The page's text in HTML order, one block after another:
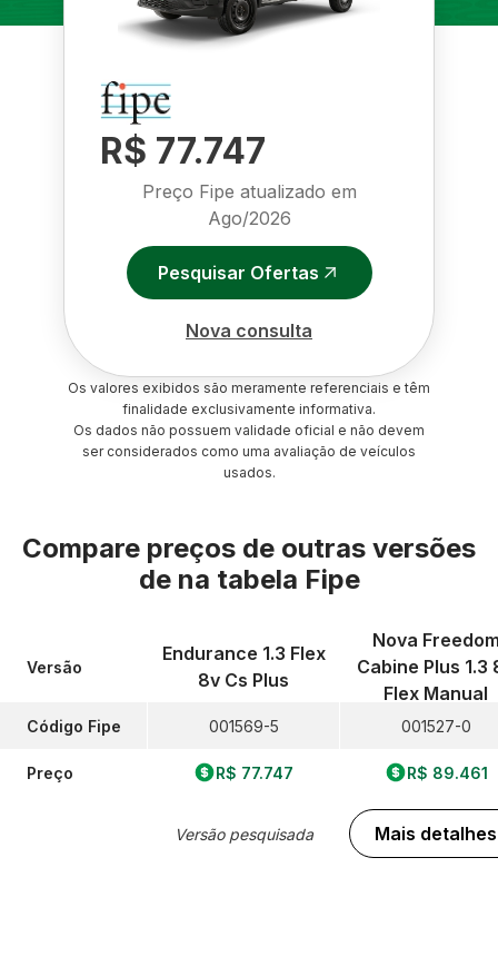
R$ 77.747
Preço Fipe atualizado em
Ago/2026
Pesquisar Ofertas
Nova consulta
Os valores exibidos são meramente referenciais e têm
finalidade exclusivamente informativa.
Os dados não possuem validade oficial e não devem
ser considerados como uma avaliação de veículos
usados.
Compare preços de outras versões
de na tabela Fipe
Versão
Código Fipe
Preço
Endurance 1.3 Flex
8v Cs Plus
001569-5
R$ 77.747
Versão pesquisada
Nova
Cabine Plus 1.3
Flex Manual
001527-0
R$ 89.461
Mais detalhes